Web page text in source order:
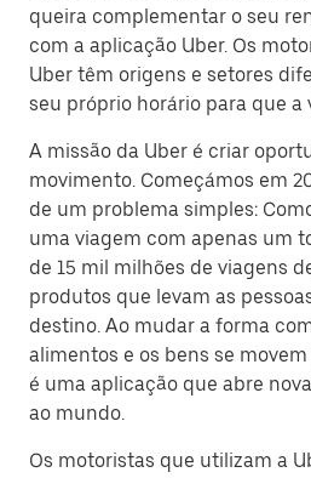
queira complementar o seu
com a aplicação Uber. Os
Uber têm origens e setores
seu próprio horário para que a
A missão da Uber é criar
movimento. Começámos em
de um problema simples:
uma viagem com apenas um
de 15 mil milhões de viagens
produtos que levam as
destino. Ao mudar a forma
alimentos e os bens se
é uma aplicação que abre
ao mundo.
Os motoristas que utilizam a